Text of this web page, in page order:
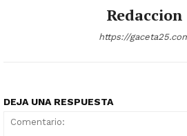
Redaccion
https://
DEJA UNA RESPUESTA